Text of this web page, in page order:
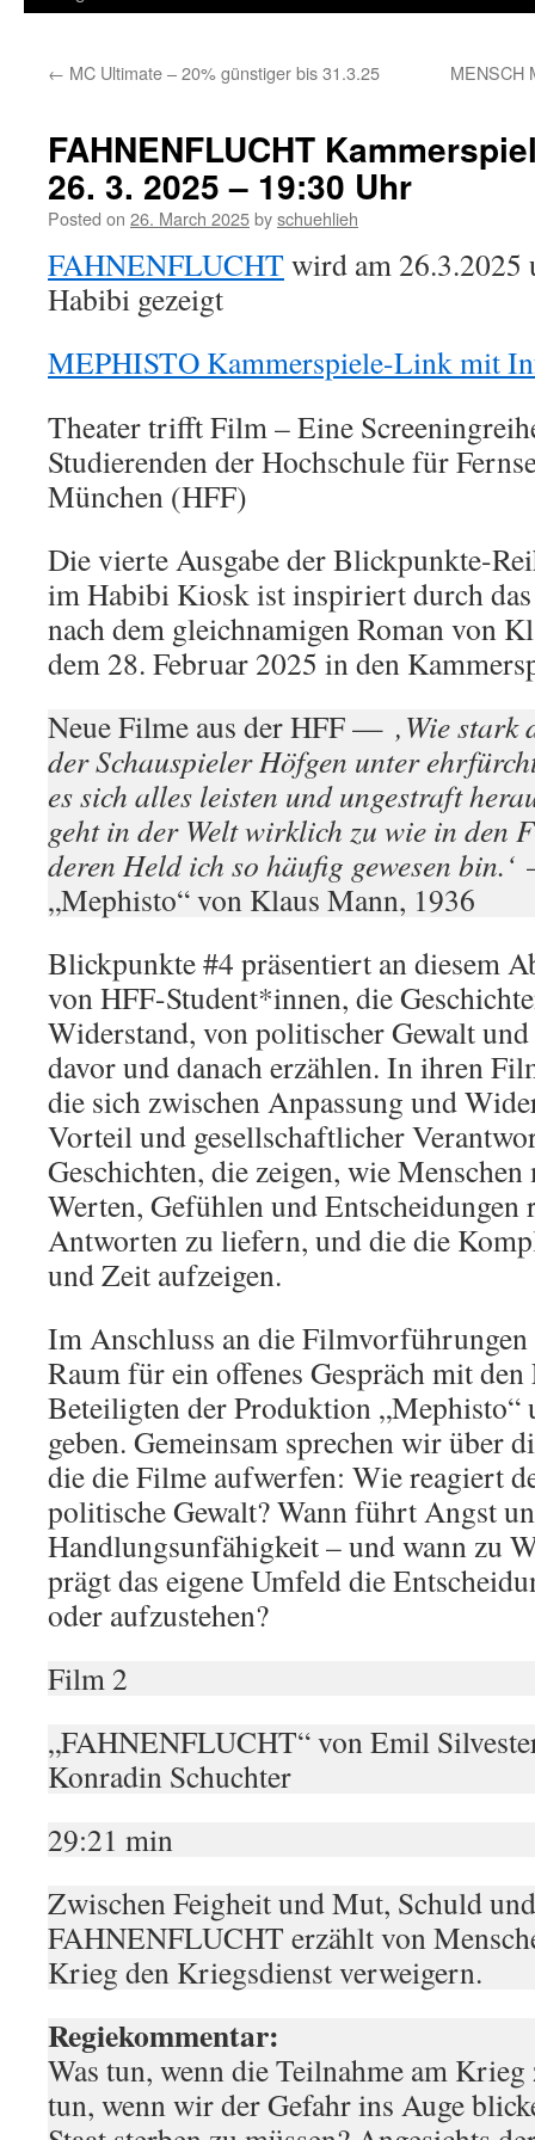
← MC Ultimate – 20% günstiger bis 31.3.25 MENSCH
FAHNENFLUCHT
26. 3. 2025 – 19:30 Uhr
Posted on 26. March 2025byschuehlieh
FAHNENFLUCHT wird am
Habibi gezeigt
MEPHISTO Kammerspiele-Link mit
Theater trifft Film – Eine
Studierenden der Hochschule für
München (HFF)
Die vierte Ausgabe der Blickpunkte-
im Habibi Kiosk ist inspiriert durch
nach dem gleichnamigen Roman von
dem 28. Februar 2025 in den
Neue Filme aus der HFF — ‚Wie stark
der Schauspieler Höfgen unter
es sich alles leisten und ungestraft
geht in der Welt wirklich zu wie in den
deren Held ich so häufig gewesen bin.‘
„Mephisto“ von Klaus Mann, 1936
Blickpunkte #4 präsentiert an diesem
von HFF-Student*innen, die
Widerstand, von politischer Gewalt
davor und danach erzählen. In ihren
die sich zwischen Anpassung und
Vorteil und gesellschaftlicher
Geschichten, die zeigen, wie
Werten, Gefühlen und Entscheidungen
Antworten zu liefern, und die die
und Zeit aufzeigen.
Im Anschluss an die
Raum für ein offenes Gespräch mit
Beteiligten der Produktion „Mephisto“
geben. Gemeinsam sprechen wir über
die die Filme aufwerfen: Wie reagiert
politische Gewalt? Wann führt Angst
Handlungsunfähigkeit – und wann zu
prägt das eigene Umfeld die
oder aufzustehen?
Film 2
„FAHNENFLUCHT“ von Emil
Konradin Schuchter
29:21 min
Zwischen Feigheit und Mut, Schuld
FAHNENFLUCHT erzählt von
Krieg den Kriegsdienst verweigern.
Regiekommentar:
Was tun, wenn die Teilnahme am
tun, wenn wir der Gefahr ins Auge